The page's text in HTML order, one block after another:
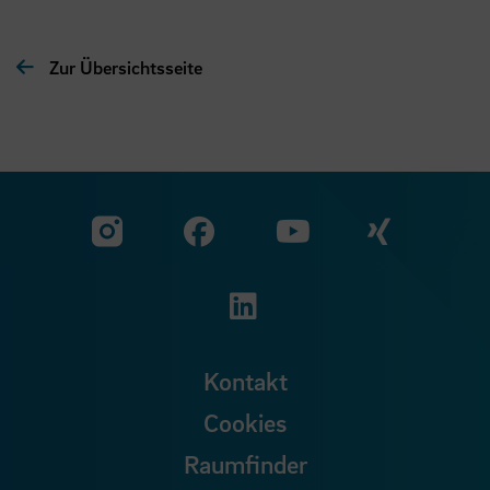
Zur Übersichtsseite
Zu unserer Facebook
Zu
Zu unserer
Kontakt
Cookies
Raumfinder